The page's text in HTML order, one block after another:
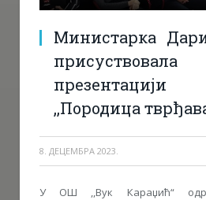
Министарка
присуствовала
презентацији
,,Породица
8. ДЕЦЕМБРА 2023.
У ОШ ,,Вук Караџић“